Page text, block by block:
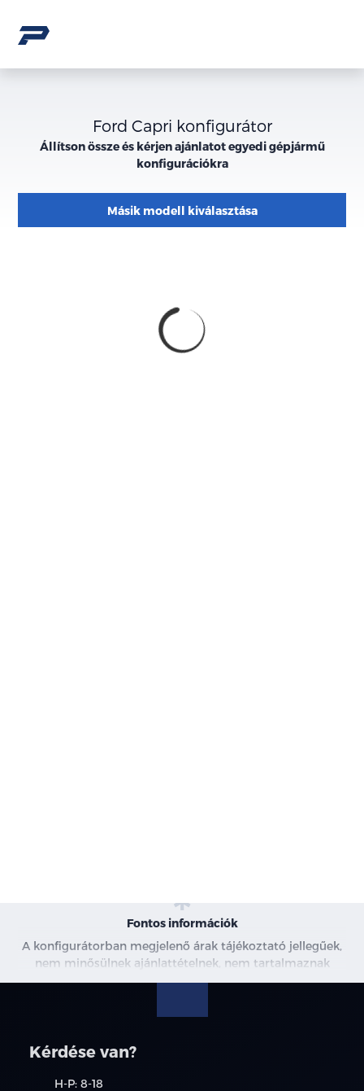
Ford Capri konfigurátor
Állítson össze és kérjen ajánlatot egyedi gépjármű
konfigurációkra
Másik modell kiválasztása
megjelenése
Fontos információk
A konfigurátorban megjelenő árak tájékoztató jellegűek,
nem minősülnek ajánlattételnek, nem tartalmaznak
kedvezményeket. A képek csak illusztrációk. További
kapcsolatot.
Kérdése van?
H-P: 8-18